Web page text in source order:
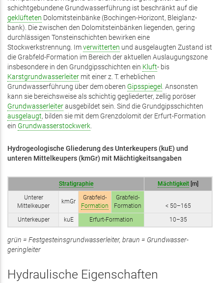
schicht­gebundene Grund­wasser­führung ist be­schränkt auf die
geklüfteten Dolomitsteinbänke (Bochingen-Horizont, Blei­glanz­
bank). Die zwischen den Dolomitsteinbänken liegenden, gering
durchlässigen Tonsteinschichten bewirken eine
Stockwerkstrennung. Imverwitterten und ausgelaugten Zustand ist
die Grabfeld-Formation im Bereich der aktuellen Auslaugungszone
insbesondere in den Grundgipsschichten ein Kluft- bis
Karstgrundwasserleiter mit einer z. T. erheblichen
Grundwasserführung über dem oberen Gipsspiegel . Ansonsten
kann sie bereichsweise als schichtig gegliederter, zellig poröser
Grundwasserleiterausgebildet sein. Sind die Grundgipsschichten
ausgelaugt, bilden sie mit dem Grenzdolomit der Erfurt-Formation
ein Grundwasserstockwerk.
Hydrogeologische Gliederung desUnterkeupers (kuE) und
unteren Mittelkeupers (kmGr) mit Mächtigkeitsangaben
Stratigraphie Mächtigkeit [m]
Unterer
Mittelkeuper
kmGr
Grabfeld-
Formation
Grabfeld-
Formation
< 50–165
Unterkeuper
kuE Erfurt-Formation 10–35
grün = Festgesteins­­grundwasser­leiter, braun = Grundwasser­­
geringleiter
Hydraulische Eigenschaften